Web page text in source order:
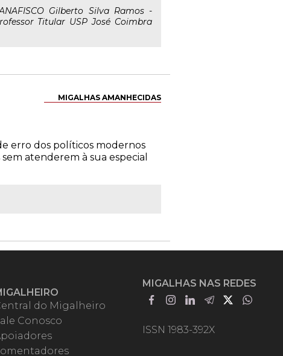
Gilberto Silva Ramos -
Titular USP José Coimbra
MIGALHAS AMANHECIDAS
erro dos políticos modernos
atenderem à sua especial
do Migalheiro
Conosco
MIGALHAS NAS REDES
ISSN 1983-392X